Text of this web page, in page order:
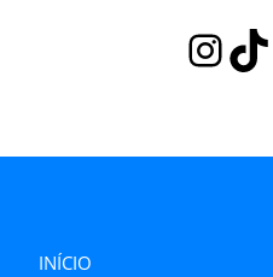
InstagramTikTok
INÍCIO